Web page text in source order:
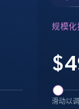
规模化
$
滑动以